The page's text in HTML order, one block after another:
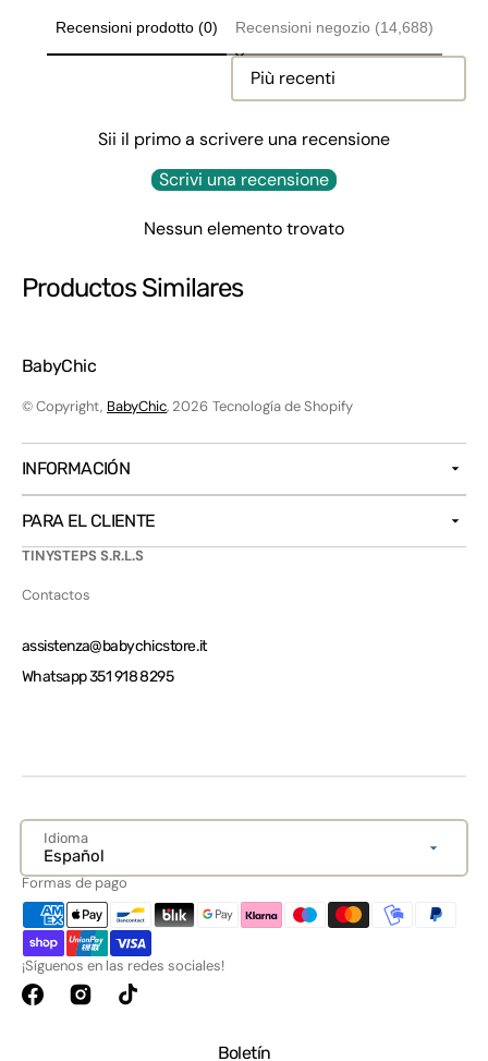
Recensioni prodotto (0) Recensioni negozio (14,688)
Sort reviews by
Sii il primo a scrivere una recensione
Scrivi una recensione
Nessun elemento trovato
Productos Similares
BabyChic
© Copyright, BabyChic, 2026 Tecnología de Shopify
INFORMACIÓN
PARA EL CLIENTE
TINYSTEPS S.R.L.S
Contactos
assistenza@babychicstore.it
Whatsapp 351 918 8295
Idioma
Español
Formas de pago
¡Síguenos en las redes sociales!
FacebookInstagramTikTok
Boletín